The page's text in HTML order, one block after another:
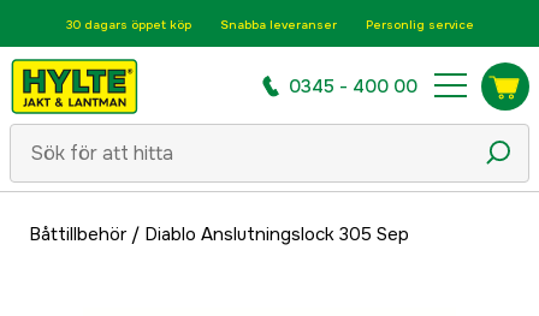
30 dagars öppet köp Snabba leveranser Personlig service
0345 - 400 00
Båttillbehör/ Diablo Anslutningslock 305 Sep